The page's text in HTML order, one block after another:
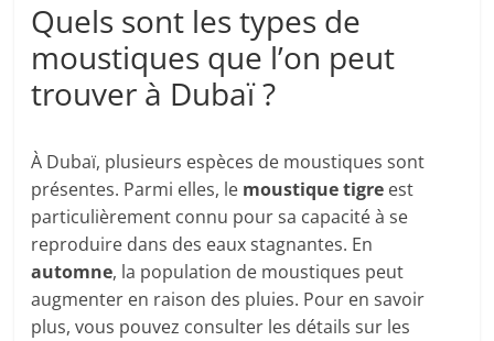
Quels sont les types de
moustiques que l’on peut
trouver à Dubaï ?
À Dubaï, plusieurs espèces de moustiques sont
présentes. Parmi elles, le moustique tigre est
particulièrement connu pour sa capacité à se
reproduire dans des eaux stagnantes. En
automne, la population de moustiques peut
augmenter en raison des pluies. Pour en savoir
plus, vous pouvez consulter les détails sur les